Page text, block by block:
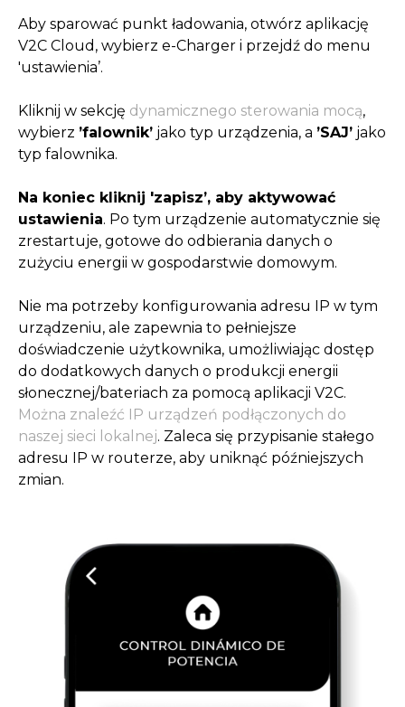
Aby sparować punkt ładowania, otwórz aplikację
V2C Cloud, wybierz e-Charger i przejdź do menu
'ustawienia’.
Kliknij w sekcję dynamicznego sterowania mocą,
wybierz ’falownik’ jako typ urządzenia, a ’SAJ’ jako
typ falownika.
Na koniec kliknij 'zapisz’, aby aktywować
ustawienia. Po tym urządzenie automatycznie się
zrestartuje, gotowe do odbierania danych o
zużyciu energii w gospodarstwie domowym.
Nie ma potrzeby konfigurowania adresu IP w tym
urządzeniu, ale zapewnia to pełniejsze
doświadczenie użytkownika, umożliwiając dostęp
do dodatkowych danych o produkcji energii
słonecznej/bateriach za pomocą aplikacji V2C.
Można znaleźć IP urządzeń podłączonych do
naszej sieci lokalnej. Zaleca się przypisanie stałego
adresu IP w routerze, aby uniknąć późniejszych
zmian.